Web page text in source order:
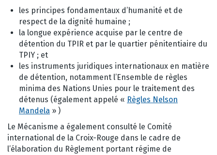
les principes fondamentaux d’humanité et de
respect de la dignité humaine ;
la longue expérience acquise par le centre de
détention du TPIR et par le quartier pénitentiaire du
TPIY ; et
les instruments juridiques internationaux en matière
de détention, notamment l’Ensemble de règles
minima des Nations Unies pour le traitement des
détenus (également appelé « Règles Nelson
Mandela » )
Le Mécanisme a également consulté le Comité
international de la Croix-Rouge dans le cadre de
l’élaboration du Règlement portant régime de